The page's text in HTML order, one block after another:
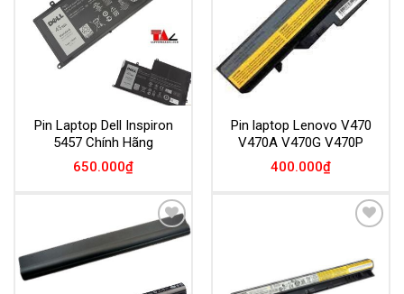
Pin Laptop Dell Inspiron
5457 Chính Hãng
650.000₫
Pin laptop Lenovo V470
V470A V470G V470P
400.000₫
Add to